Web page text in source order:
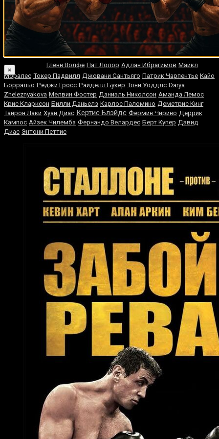
Азума Нельсон Каллум Уолш Чатчай Сасакул
Ливингстон Брэмбл
Джон Андерсон Карвальо Хорхе Луис Гонсалес Бо Джеймс Филипп
Браун
Брюс Беллокки Стивен Уилсон Юки Сано Кохэй Коно Карлос
Ульберг Джейсон Роуланд Франсиско Фонсека Наоя
Иноуэ Гленн Волфе Пат Лолор Адлан Ибрагимов Майкл
Моралес Токер Падвилл Джовани Сантьяго Патрик Чарпентье Кайо
Борральо Реджи Гросс Райделл Букер Тони Уоддлс Darya
Zheleznyakova Мелвин Фостер Даниэль Николсон Аманда Лемос
Крис Кларксон Билли Даньелз Карлос Паломино Деметрис Кинг
Тайрон Лаки Хуан Диас Кертис Блэйдс Фермин Чирино Деррик
Кампос Айзек Чилемба Фернандо Велардес Берт Купер Дэвид
Диас Энтони Петтис
×